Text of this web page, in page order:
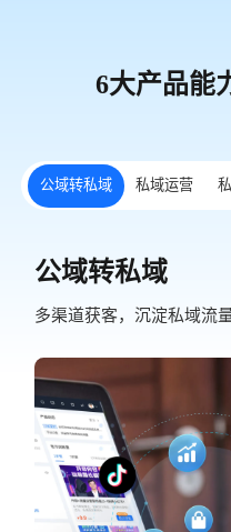
6大产品能
公域转私域 私域运营
公域转私域
多渠道获客，沉淀私域流